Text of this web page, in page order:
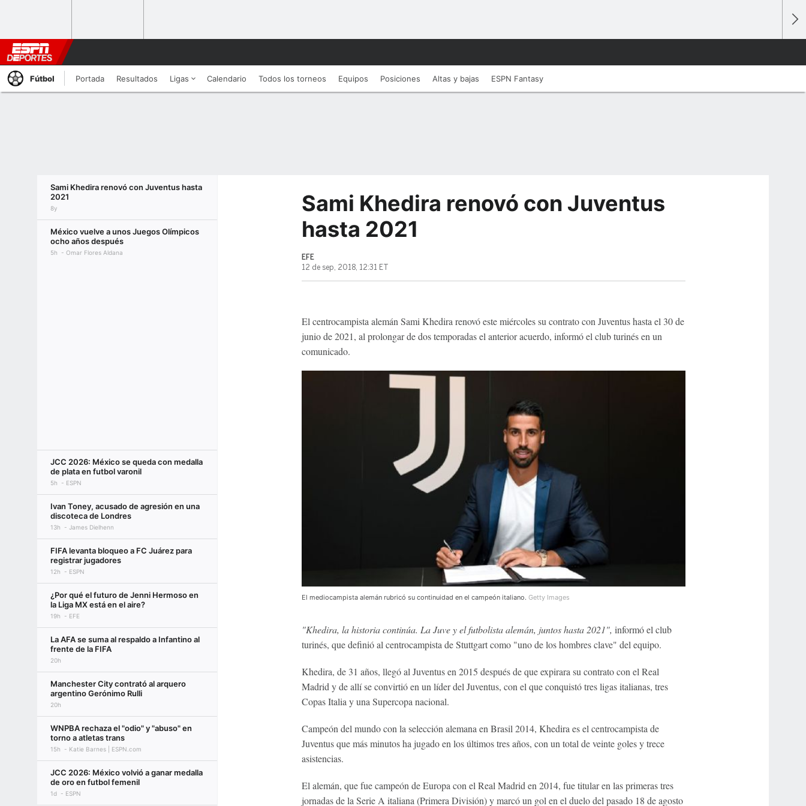
Fútbol Portada Resultados Ligas Calendario Todos los torneos Equipos Posiciones Altas y bajas ESPN Fantasy
Sami Khedira renovó con Juventus hasta
2021
8y
México vuelve a unos Juegos Olímpicos
ocho años después
5h Omar Flores Aldana
JCC 2026: México se queda con medalla
de plata en futbol varonil
5h ESPN
Ivan Toney, acusado de agresión en una
discoteca de Londres
13h James Dielhenn
FIFA levanta bloqueo a FC Juárez para
registrar jugadores
12h ESPN
¿Por qué el futuro de Jenni Hermoso en
la Liga MX está en el aire?
19h EFE
La AFA se suma al respaldo a Infantino al
frente de la FIFA
20h
Manchester City contrató al arquero
argentino Gerónimo Rulli
20h
WNPBA rechaza el "odio" y "abuso" en
torno a atletas trans
15h Katie Barnes | ESPN.com
JCC 2026: México volvió a ganar medalla
de oro en futbol femenil
1d ESPN
Sami Khedira renovó con Juventus
hasta 2021
EFE
12 de sep, 2018, 12:31 ET
El centrocampista alemán Sami Khedira renovó este miércoles su contrato con Juventus hasta el 30 de
junio de 2021, al prolongar de dos temporadas el anterior acuerdo, informó el club turinés en un
comunicado.
El mediocampista alemán rubricó su continuidad en el campeón italiano. Getty Images
"Khedira, la historia continúa. La Juve y el futbolista alemán, juntos hasta 2021", informó el club
turinés, que definió al centrocampista de Stuttgart como "uno de los hombres clave" del equipo.
Khedira, de 31 años, llegó al Juventus en 2015 después de que expirara su contrato con el Real
Madrid y de allí se convirtió en un líder del Juventus, con el que conquistó tres ligas italianas, tres
Copas Italia y una Supercopa nacional.
Campeón del mundo con la selección alemana en Brasil 2014, Khedira es el centrocampista de
Juventus que más minutos ha jugado en los últimos tres años, con un total de veinte goles y trece
asistencias.
El alemán, que fue campeón de Europa con el Real Madrid en 2014, fue titular en las primeras tres
jornadas de la Serie A italiana (Primera División) y marcó un gol en el duelo del pasado 18 de agosto